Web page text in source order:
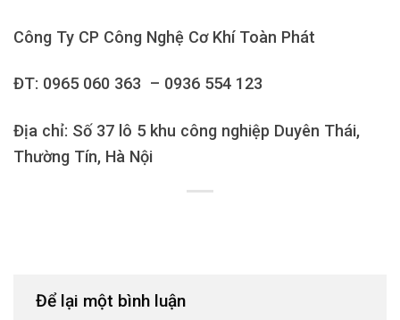
Công Ty CP Công Nghệ Cơ Khí Toàn Phát
ĐT: 0965 060 363 – 0936 554 123
Địa chỉ: Số 37 lô 5 khu công nghiệp Duyên Thái,
Thường Tín, Hà Nội
Để lại một bình luận